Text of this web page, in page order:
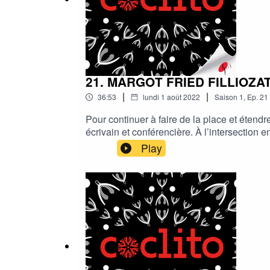
21. MARGOT FRIED
36:53 | lundi 1 août 2022 | Saison 1, Ep. 21
Pour continuer à faire de la place et
écrivain et conférencière. À l’intersection
au printemps 2022, elle développe
ce qu’on a sur le cœur. Pouvoir se relier
scénarios sexuels stéréotypés, à écouter
éventail de plaisirs à découvrir. Margot
(Stop Limite Intime Privé) dès le plus
dans nos sexualités.Podcast disponible
facy/https://www.margotfriedfilliozat.com
Play